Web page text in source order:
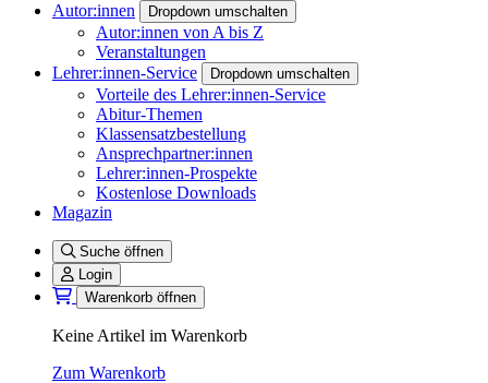
Autor:innen
Dropdown umschalten
Autor:innen von A bis Z
Veranstaltungen
Lehrer:innen-Service
Dropdown umschalten
Vorteile des Lehrer:innen-Service
Abitur-Themen
Klassensatzbestellung
Ansprechpartner:innen
Lehrer:innen-Prospekte
Kostenlose Downloads
Magazin
Suche öffnen
Login
Warenkorb öffnen
Keine Artikel im Warenkorb
Zum Warenkorb